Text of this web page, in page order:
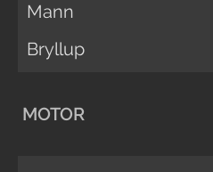
Mann
Bryllup
MOTOR